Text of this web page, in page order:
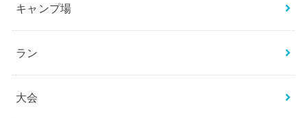
キャンプ場
ラン
大会